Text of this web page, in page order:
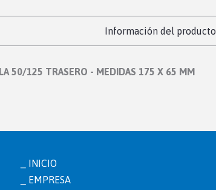
Información del producto
50/125 TRASERO - MEDIDAS 175 X 65 MM
INICIO
EMPRESA